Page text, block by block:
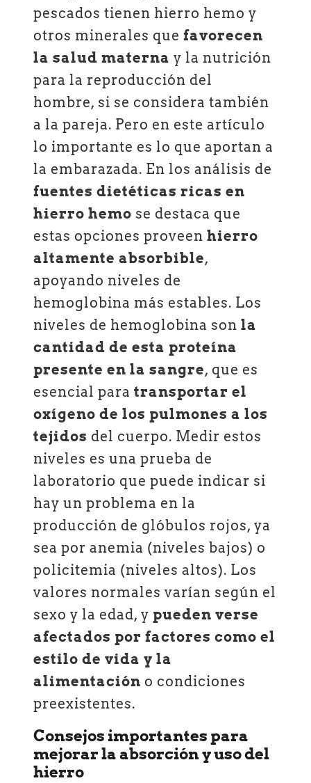
pescados tienen hierro hemo y
otros minerales quefavorecen
la salud materna y la nutrición
para la reproducción del
hombre, si se considera también
a la pareja. Pero en este artículo
lo importante es lo que aportan a
la embarazada. En los análisis de
fuentes dietéticas ricas en
hierro hemo se destaca que
estas opciones proveenhierro
altamente absorbible,
apoyando niveles de
hemoglobina más estables. Los
niveles de hemoglobina sonla
cantidad de esta proteína
presente en la sangre, que es
esencial paratransportar el
oxígeno de los pulmones a los
tejidos del cuerpo. Medir estos
niveles es una prueba de
laboratorio que puede indicar si
hay un problema en la
producción de glóbulos rojos, ya
sea por anemia (niveles bajos) o
policitemia (niveles altos). Los
valores normales varían según el
sexo y la edad, y pueden verse
afectados por factores como el
estilo de vida y la
alimentación o condiciones
preexistentes.
Consejos importantes para
mejorar la absorción y uso del
hierro